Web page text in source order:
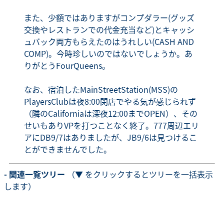
また、少額ではありますがコンプダラー(グッズ
交換やレストランでの代金充当など)とキャッシ
ュバック両方もらえたのはうれしい(CASH AND
COMP)。今時珍しいのではないでしょうか。あ
りがとうFourQueens。
なお、宿泊したMainStreetStation(MSS)の
PlayersClubは夜8:00閉店でやる気が感じられず
（隣のCaliforniaは深夜12:00までOPEN）、その
せいもありVPを打つことなく終了。777周辺エリ
アにDB9/7はありましたが、JB9/6は見つけるこ
とができませんでした。
- 関連一覧ツリー （▼ をクリックするとツリーを一括表示
します）